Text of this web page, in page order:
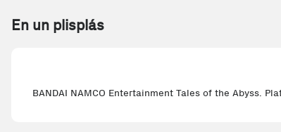
En un plisplás
BANDAI NAMCO Entertainment Tales of the Abyss.